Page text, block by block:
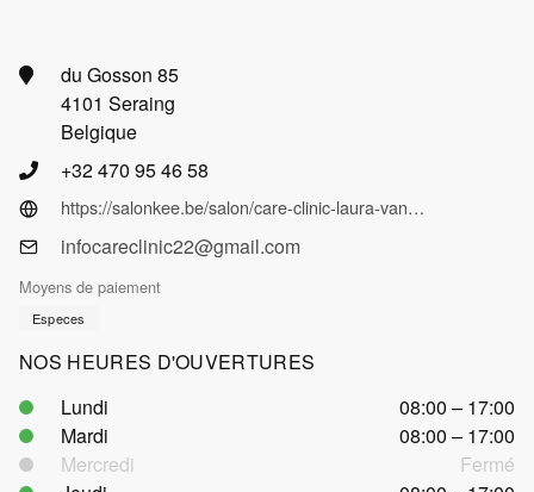
du Gosson 85
4101 Seraing
Belgique
+32 470 95 46 58
https://salonkee.be/salon/care-clinic-laura-van-torre?lang=fr
infocareclinic22@gmail.com
Moyens de paiement
Especes
NOS HEURES D'OUVERTURES
Lundi
08:00 – 17:00
Mardi
08:00 – 17:00
Mercredi
Fermé